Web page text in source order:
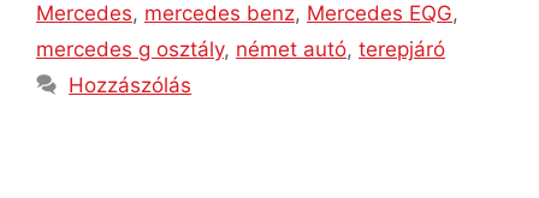
Mercedes, mercedes benz, Mercedes EQG,
mercedes g osztály, német autó, terepjáró
Hozzászólás